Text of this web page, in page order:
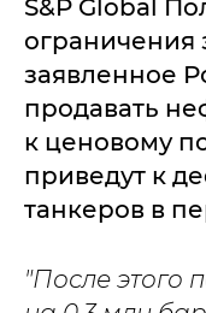
S&P Global
ограничения
заявленное
продавать
к ценовому
приведут к
танкеров в
"После этого